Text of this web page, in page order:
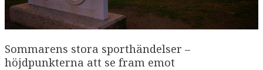
Sommarens stora sporthändelser –
höjdpunkterna att se fram emot